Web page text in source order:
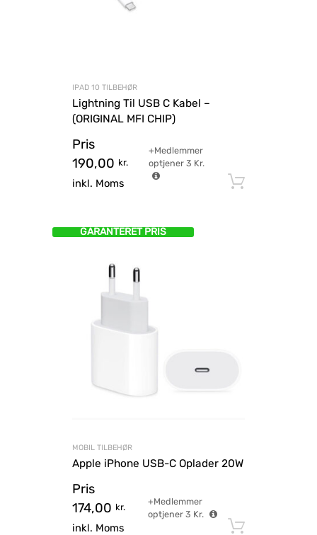
IPAD 10 TILBEHØR
Lightning Til USB C Kabel –
(ORIGINAL MFI CHIP)
Pris
190,00 kr.
inkl. Moms
+Medlemmer
optjener3 Kr.
GARANTERET PRIS
MOBIL TILBEHØR
Apple iPhone USB-C Oplader 20W
Pris
174,00 kr.
inkl. Moms
+Medlemmer
optjener 3 Kr.